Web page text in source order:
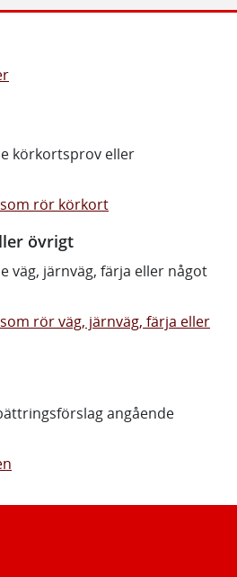
körkortsprov eller
rör körkort
övrigt
väg, järnväg, färja eller något
rör väg, järnväg, färja eller
angående